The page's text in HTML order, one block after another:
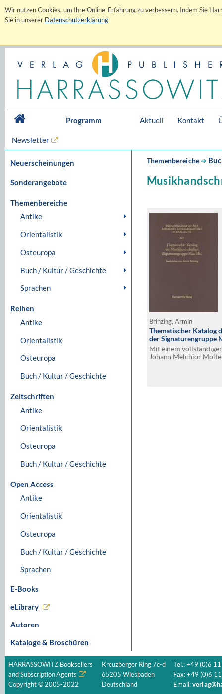
Wir nutzen Cookies, um Ihre Online-Erfahrung zu verbessern. Indem Sie
Sie in unserer Datenschutzerklärung
Programm Aktuell Kontakt
Newsletter
Neuerscheinungen
Sonderangebote
Themenbereiche
Antike
Orientalistik
Osteuropa
Buch / Kultur / Geschichte
Sprachen
Reihen
Antike
Orientalistik
Osteuropa
Buch / Kultur / Geschichte
Zeitschriften
Antike
Orientalistik
Osteuropa
Buch / Kultur / Geschichte
Open Access
Antike
Orientalistik
Osteuropa
Buch / Kultur / Geschichte
Sprachen
E-Books
eLibrary
Autoren
Kataloge & Broschüren
Themenbereiche➔
Brinzing, Armin
Thematischer Katalog
der Signaturengruppe
Mit einem
Johann Melchior
HARRASSOWITZ Booksellers
and Subscription Agents
Copyright © 2005-2022
Kreuzberger Ring 7c-d
65205 Wiesbaden
Deutschland
Tel.: +49 (0)6
Fax: +49 (0)6
Email: